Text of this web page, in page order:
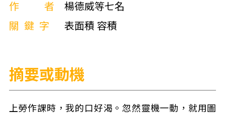
作者
楊德威等七名
關鍵字
表面積 容積
摘要或動機
上勞作課時，我的口好渴。忽然靈機一動，就用圖